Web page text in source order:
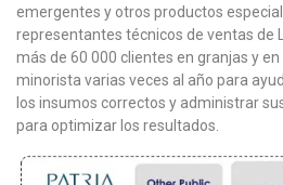
emergentes y otros productos
representantes técnicos de ventas de
más de 60 000 clientes en granjas y
minorista varias veces al año para
los insumos correctos y administrar
para optimizar los resultados.